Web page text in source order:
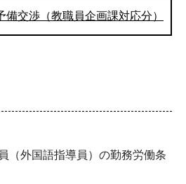
交渉（教職員企画課対応分）
（外国語指導員）の勤務労働条